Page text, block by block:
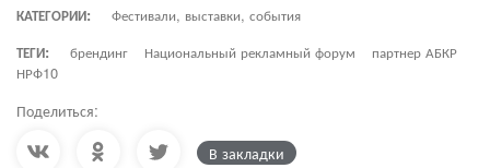
КАТЕГОРИИ:
Фестивали, выставки, события
ТЕГИ:
брендинг Национальный рекламный форум
партнер АБКР
НРФ10
Поделиться:
В закладки